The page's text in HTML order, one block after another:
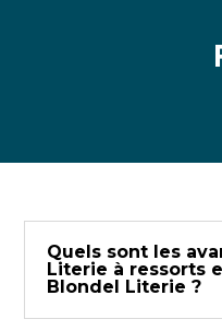
Quels sont les
Literie à ressorts
Blondel Literie ?